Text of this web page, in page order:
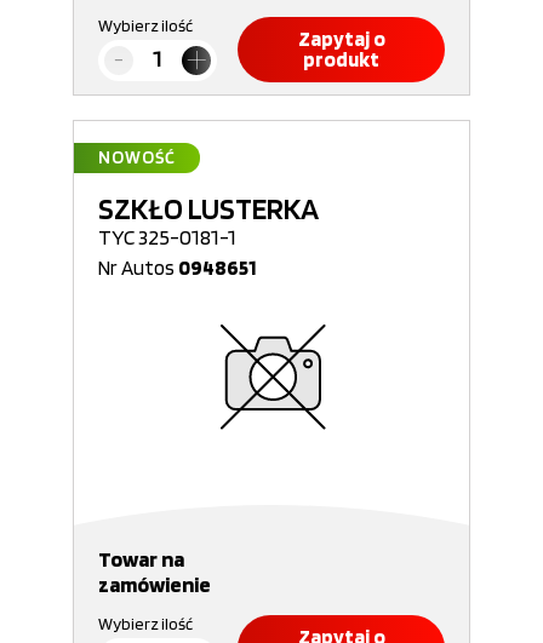
Wybierz ilość
Zapytaj o
produkt
NOWOŚĆ
SZKŁO LUSTERKA
TYC 325-0181-1
Nr Autos 0948651
Towar na
zamówienie
Wybierz ilość
Zapytaj o